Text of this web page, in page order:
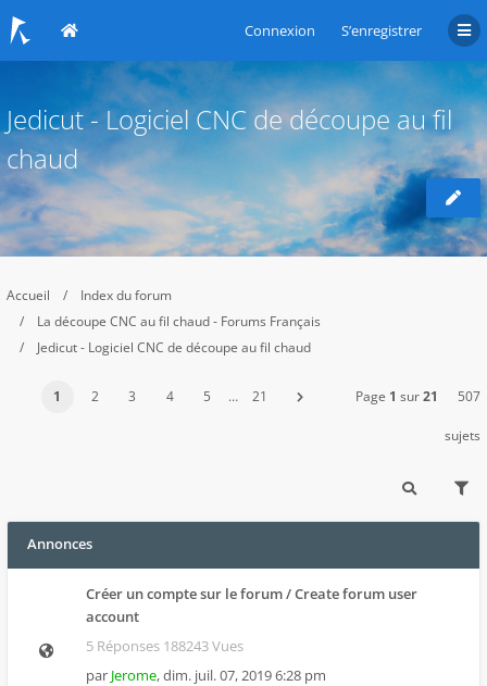
Connexion S’enregistrer
Jedicut - Logiciel CNC de découpe au fil
chaud
Accueil
Index du forum
La découpe CNC au fil chaud - Forums Français
Jedicut - Logiciel CNC de découpe au fil chaud
1 2 3 4 5 … 21 Page 1 sur21 507
sujets
Annonces
Créer un compte sur le forum / Create forum user
account
5 Réponses 188243 Vues
par Jerome,dim. juil. 07, 2019 6:28 pm